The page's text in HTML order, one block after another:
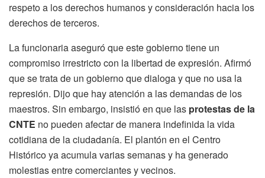
respeto a los derechos humanos y consideración hacia los
derechos de terceros.
La funcionaria aseguró que este gobierno tiene un
compromiso irrestricto con la libertad de expresión. Afirmó
que se trata de un gobierno que dialoga y que no usa la
represión. Dijo que hay atención a las demandas de los
maestros. Sin embargo, insistió en que las protestas de la
CNTE no pueden afectar de manera indefinida la vida
cotidiana de la ciudadanía. El plantón en el Centro
Histórico ya acumula varias semanas y ha generado
molestias entre comerciantes y vecinos.